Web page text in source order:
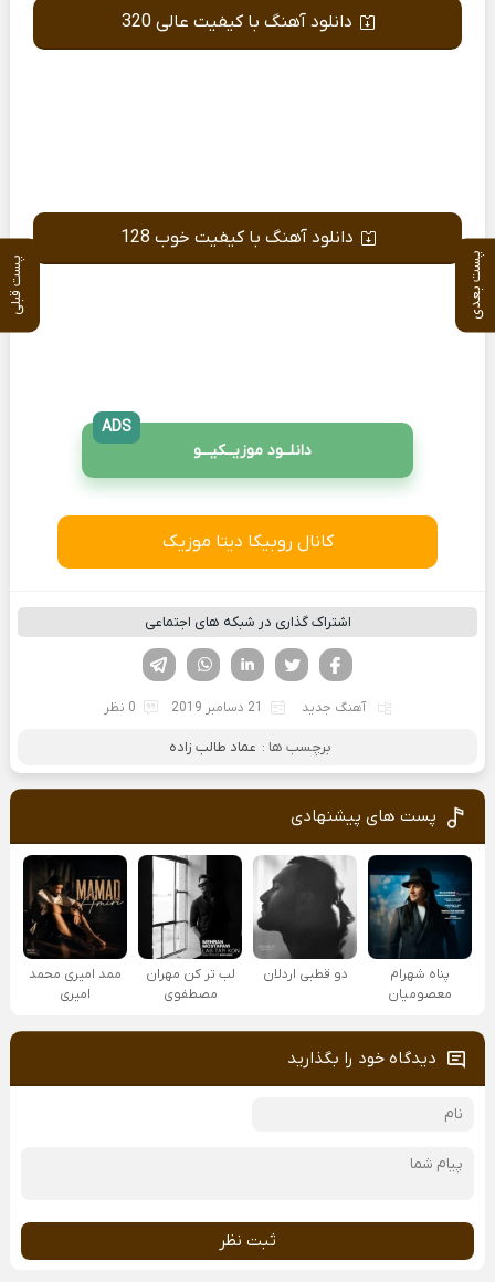
پست بعدی پست قبلی
دانلود آهنگ با کیفیت عالی 320
دانلود آهنگ با کیفیت خوب 128
دانلــود موزیــکیـــو
ADS
کانال روبیکا دیتا موزیک
اشتراک گذاری در شبکه های اجتماعی
لینکدین تویتر
فیسوک
آهنگ جدید 21 دسامبر 2019 0 نظر
برچسب ها : عماد طالب زاده
پست های پیشنهادی
پناه شهرام
معصومیان
دو قطبی اردلان
لب تر کن مهران
مصطفوی
ممد امیری محمد
امیری
دیدگاه خود را بگذارید
ثبت نظر